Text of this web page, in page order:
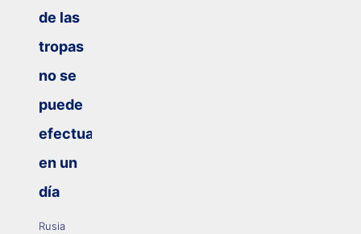
de las
tropas
no se
puede
efectuar
en un
día
Rusia